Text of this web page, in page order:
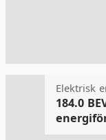
Elektrisk
184.0